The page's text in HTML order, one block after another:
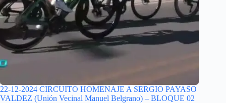
22-12-2024 CIRCUITO HOMENAJE A SERGIO PAYASO
VALDEZ (Unión Vecinal Manuel Belgrano) – BLOQUE 02